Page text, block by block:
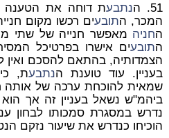
51. ה
נתבעת דוחה את הטענה
המכר, התובעים רכשו מקום
החניה מאפשר חנייה של שתי
התובעים אישרו בפרטיכל
הצמדותיה, בהתאם להסכם ואין
בעניין. עוד טוענת הנתבעת,
שמאית להוכחת ערכה של אותה
ביהמ"ש נשאל בעניין זה אך
נדרש במסגרת סמכותו לבחון
הוכיחו כנדרש את שיעור נזקם